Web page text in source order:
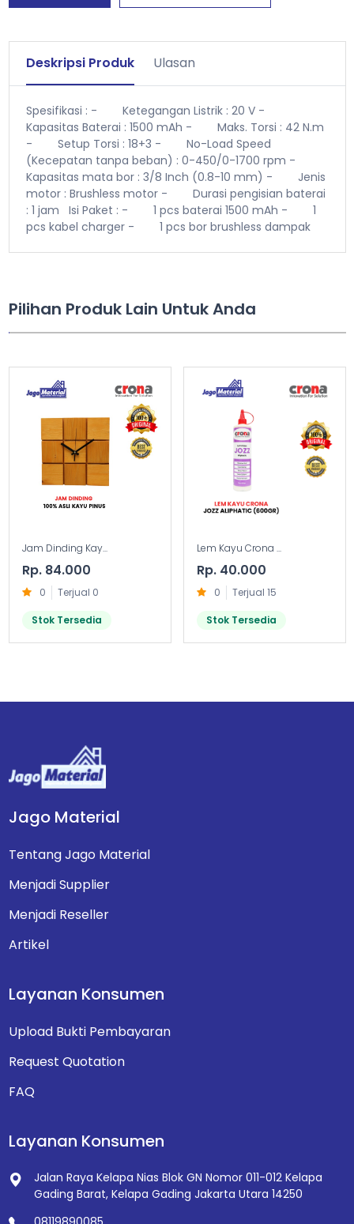
Deskripsi Produk Ulasan
Spesifikasi : - Ketegangan Listrik : 20 V-
Kapasitas Baterai : 1500 mAh - Maks. Torsi : 42 N.m
- Setup Torsi : 18+3 - No-Load Speed
(Kecepatan tanpa beban) : 0-450/0-1700 rpm -
Kapasitas mata bor : 3/8 Inch (0.8-10 mm) - Jenis
motor : Brushless motor- Durasi pengisian baterai
: 1 jam
Isi Paket : - 1 pcs baterai 1500 mAh - 1
pcs kabel charger- 1 pcs bor brushless dampak
Pilihan Produk Lain Untuk Anda
Jam Dinding Kay...
Rp. 84.000
0 Terjual 0
Stok Tersedia
Lem Kayu Crona ...
Rp. 40.000
0 Terjual 15
Stok Tersedia
Jago Material
Tentang Jago Material
Menjadi Supplier
Menjadi Reseller
Artikel
Layanan Konsumen
Upload Bukti Pembayaran
Request Quotation
FAQ
Layanan Konsumen
Jalan Raya Kelapa Nias Blok GN Nomor 011-012Kelapa
Gading Barat, Kelapa Gading Jakarta Utara 14250